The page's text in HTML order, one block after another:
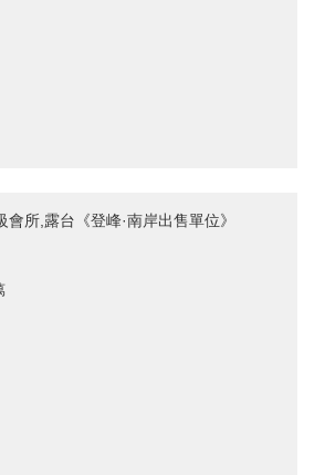
所,露台《登峰·南岸出售單位》